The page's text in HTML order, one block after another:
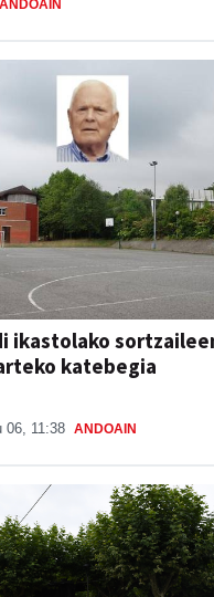
ANDOAIN
ikastolako
katebegia
06, 11:38 ANDOAIN